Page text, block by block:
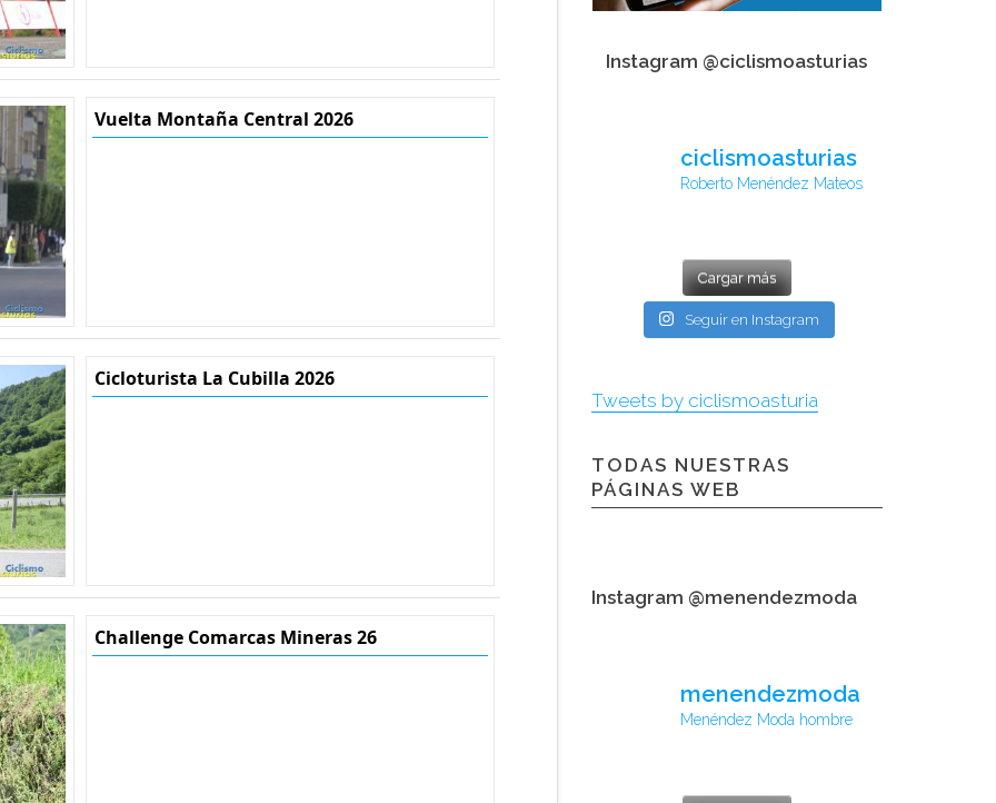
Vuelta Montaña Central 2026
Cicloturista La Cubilla 2026
Challenge Comarcas Mineras 26
Instagram @ciclismoasturias
ciclismoasturias
Roberto Menéndez Mateos
Cargar más
Seguir en Instagram
Tweets by ciclismoasturia
TODAS NUESTRAS
PÁGINAS WEB
Instagram @menendezmoda
menendezmoda
Menéndez Moda hombre